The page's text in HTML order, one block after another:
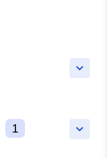
keyboard_arrow_down
keyboard_arrow_down
1